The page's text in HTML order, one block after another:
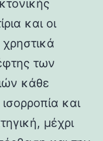
και οι
των
κάθε
και
μέχρι